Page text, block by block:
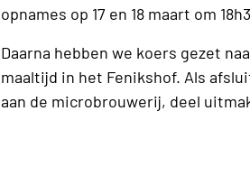
opnames op 17 en 18 maart om
Daarna hebben we koers gezet
maaltijd in het Fenikshof. Als
aan de microbrouwerij, deel